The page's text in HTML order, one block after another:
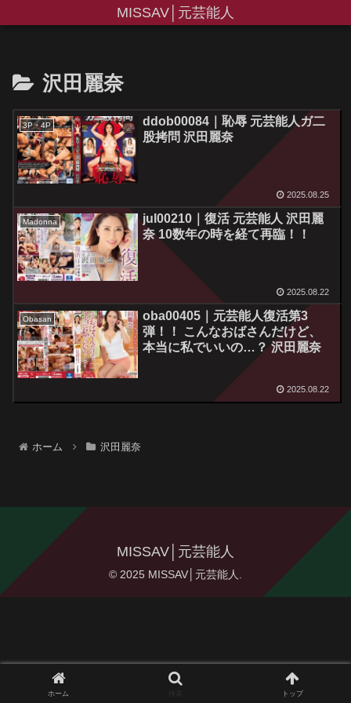
MISSAV│元芸能人
沢田麗奈
3P・4P
ddob00084｜恥辱 元芸能人ガ二
股拷問 沢田麗奈
2025.08.25
Madonna
jul00210｜復活 元芸能人 沢田麗
奈 10数年の時を経て再臨！！
2025.08.22
Obasan
oba00405｜元芸能人復活第3
弾！！ こんなおばさんだけど、
本当に私でいいの…？ 沢田麗奈
2025.08.22
ホーム 沢田麗奈
MISSAV│元芸能人
© 2025 MISSAV│元芸能人.
ホーム トップ